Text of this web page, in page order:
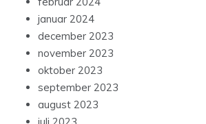
januar 2024
december 2023
november 2023
oktober 2023
september 2023
august 2023